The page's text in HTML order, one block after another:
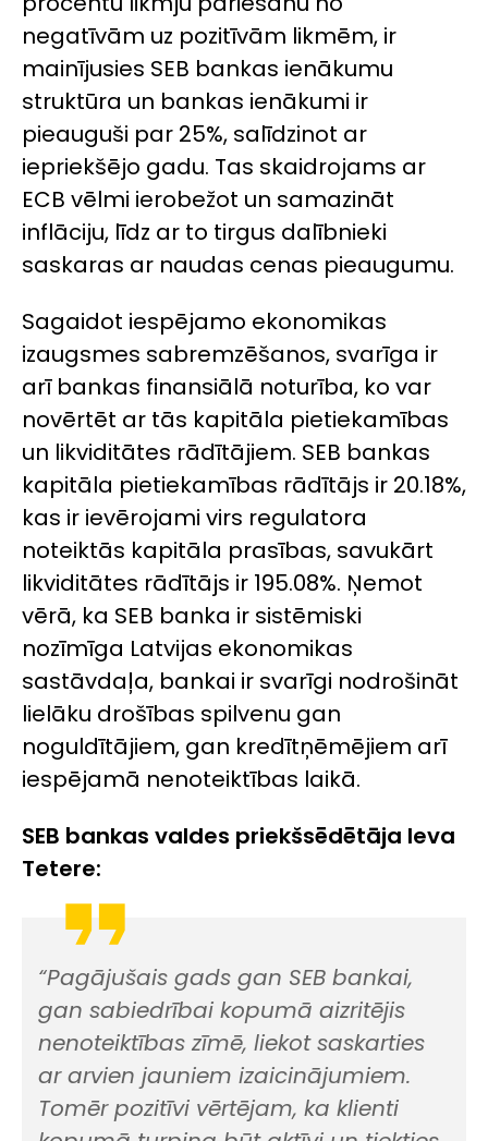
negatīvām uz pozitīvām likmēm, ir
mainījusies SEB bankas ienākumu
struktūra un bankas ienākumi ir
pieauguši par 25%, salīdzinot ar
iepriekšējo gadu. Tas skaidrojams ar
ECB vēlmi ierobežot un samazināt
inflāciju, līdz ar to tirgus dalībnieki
saskaras ar naudas cenas pieaugumu.
Sagaidot iespējamo ekonomikas
izaugsmes sabremzēšanos, svarīga ir
arī bankas finansiālā noturība, ko var
novērtēt ar tās kapitāla pietiekamības
un likviditātes rādītājiem. SEB bankas
kapitāla pietiekamības rādītājs ir 20.18%,
kas ir ievērojami virs regulatora
noteiktās kapitāla prasības, savukārt
likviditātes rādītājs ir 195.08%. Ņemot
vērā, ka SEB banka ir sistēmiski
nozīmīga Latvijas ekonomikas
sastāvdaļa, bankai ir svarīgi nodrošināt
lielāku drošības spilvenu gan
noguldītājiem, gan kredītņēmējiem arī
iespējamā nenoteiktības laikā.
SEB bankas valdes priekšsēdētāja Ieva
Tetere:
“Pagājušais gads gan SEB bankai,
gan sabiedrībai kopumā aizritējis
nenoteiktības zīmē, liekot saskarties
ar arvien jauniem izaicinājumiem.
Tomēr pozitīvi vērtējam, ka klienti